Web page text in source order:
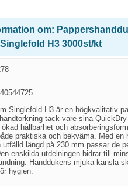
om:
H3 3000st/kt
Singlefold H3 är en högkvalitativ
tack vare sina
hållbarhet och
praktiska och bekväma. Med en
utfälld längd på 230 mm passar de
enskilda utdelningen bidrar till
Handdukens mjuka känsla
hygien.